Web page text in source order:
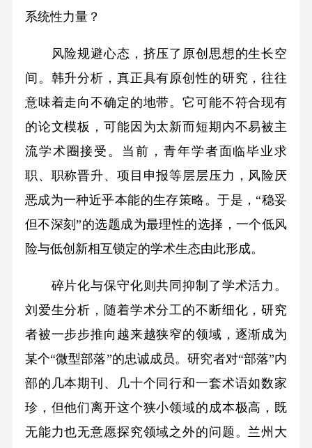
系统性力量？
风险规避心态，挤压了原创思想的生长空
间。韩升分析，真正具有原创性的研究，往往
意味着走向不确定的地带。它可能不符合现有
的论文模板，可能因为太新而短期内不易被主
流学术圈接受。当前，青年学者面临毕业求
职、职称晋升、项目申报等层层压力，风险厌
恶成为一种近乎本能的生存策略。于是，“稳妥
但不深刻”的选题成为最理性的选择，一个低风
险与低创新相互锁定的学术生态由此形成。
碎片化与保守化则共同抑制了学术活力。
刘爱生分析，随着学术分工的不断细化，研究
者被一步步推向越来越狭窄的领域，逐渐成为
某个“微型部落”的忠诚成员。研究者对“部落”内
部的几本期刊、几十个同行和一套术语如数家
珍，但他们离开这个狭小领域的成本极高，既
无能力也无意愿探究领域之外的问题。兰州大